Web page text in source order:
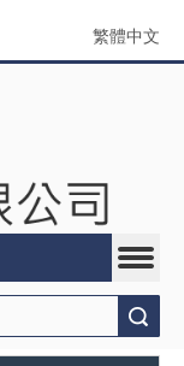
繁體中文